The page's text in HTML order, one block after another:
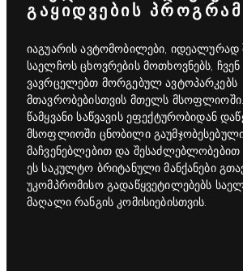
ᲒᲐᲧᲘᲓᲕᲔᲑᲘᲡ
იაგუარის ავტომობილები, იდეალურად
საელჩოს ცხოვრების მოთხოვნებს, ჩვენ
ვავრცელებთ მორგებულ ავტოპარკებს
მთავრობებისთვის მთელს
წამყვანი საწვავის ეფექტურობიდან
მსოფლიოში ცნობილი
მაჩვენებლებით და
ეს საკულტო ბრიტანული მანქანები
უკომპრომისო გადაწყვეტილებებს
მაღალი რანგის კომისიებისთვის.